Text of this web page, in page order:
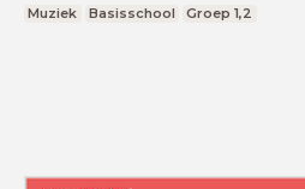
Muziek Basisschool Groep 1,2